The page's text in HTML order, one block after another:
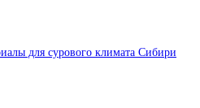
для сурового климата Сибири